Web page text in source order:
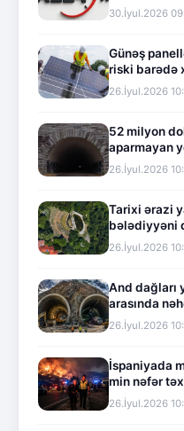
30.İyul.2026
Günəş
riski barədə
26.İyul.2026
52 milyon
aparmayan
26.İyul.2026
Tarixi ərazi
bələdiyyəni
26.İyul.2026
And dağları
arasında
26.İyul.2026
İspaniyada
min nəfər
26.İyul.2026